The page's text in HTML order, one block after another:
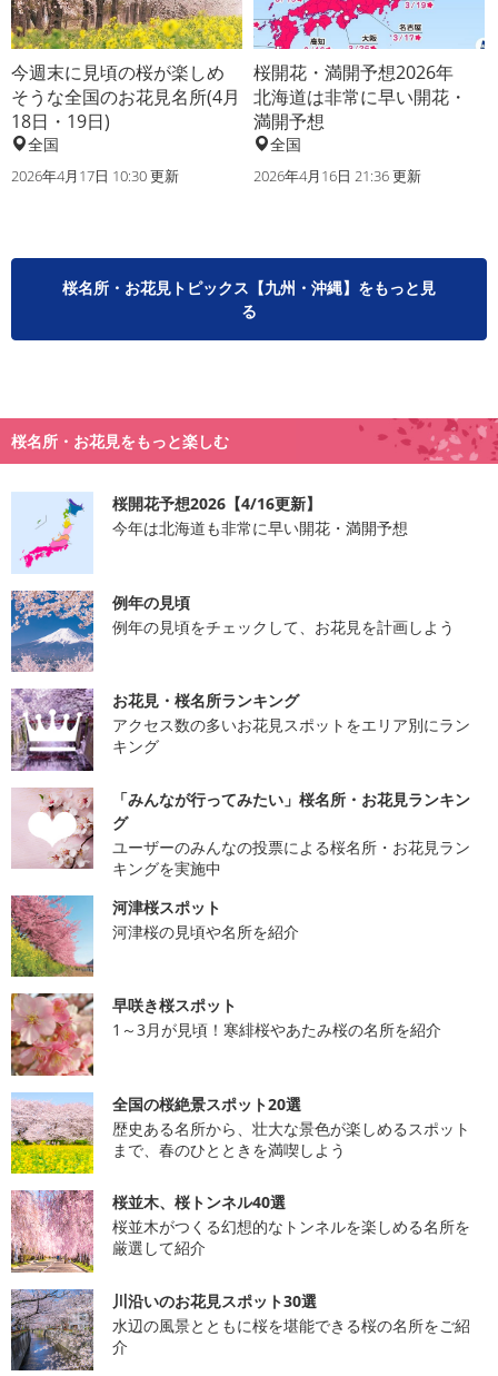
今週末に見頃の桜が楽しめ
そうな全国のお花見名所(4月
18日・19日)
全国
2026年4月17日 10:30 更新
桜開花・満開予想2026年
北海道は非常に早い開花・
満開予想
全国
2026年4月16日 21:36 更新
桜名所・お花見トピックス【九州・沖縄】をもっと見
る
桜名所・お花見をもっと楽しむ
桜開花予想2026【4/16更新】
今年は北海道も非常に早い開花・満開予想
例年の見頃
例年の見頃をチェックして、お花見を計画しよう
お花見・桜名所ランキング
アクセス数の多いお花見スポットをエリア別にラン
キング
「みんなが行ってみたい」桜名所・お花見ランキン
グ
ユーザーのみんなの投票による桜名所・お花見ラン
キングを実施中
河津桜スポット
河津桜の見頃や名所を紹介
早咲き桜スポット
1～3月が見頃！寒緋桜やあたみ桜の名所を紹介
全国の桜絶景スポット20選
歴史ある名所から、壮大な景色が楽しめるスポット
まで、春のひとときを満喫しよう
桜並木、桜トンネル40選
桜並木がつくる幻想的なトンネルを楽しめる名所を
厳選して紹介
川沿いのお花見スポット30選
水辺の風景とともに桜を堪能できる桜の名所をご紹
介